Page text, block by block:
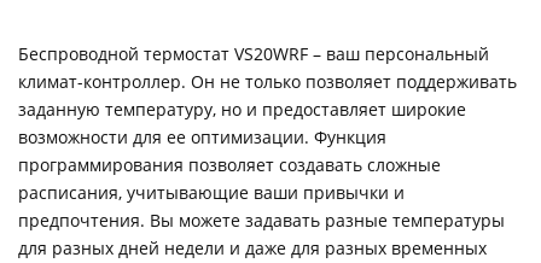
Беспроводной термостат VS20WRF – ваш персональный
климат-контроллер. Он не только позволяет поддерживать
заданную температуру, но и предоставляет широкие
возможности для ее оптимизации. Функция
программирования позволяет создавать сложные
расписания, учитывающие ваши привычки и
предпочтения. Вы можете задавать разные температуры
для разных дней недели и даже для разных временных